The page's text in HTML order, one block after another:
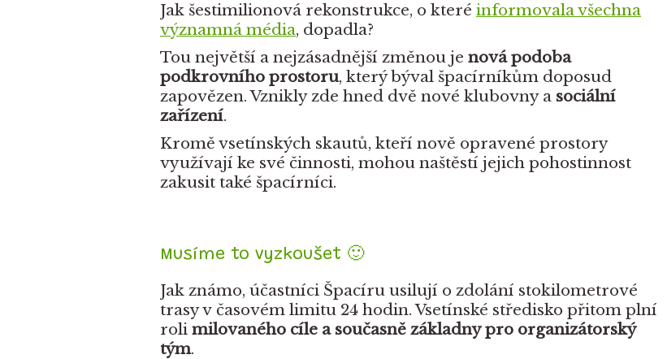
Jak šestimilionová rekonstrukce, o které informovala všechna
významná média, dopadla?
Tou největší a nejzásadnější změnou je nová podoba
podkrovního prostoru, který býval špacírníkům doposud
zapovězen. Vznikly zde hned dvě nové klubovny a sociální
zařízení.
Kromě vsetínských skautů, kteří nově opravené prostory
využívají ke své činnosti, mohou naštěstí jejich pohostinnost
zakusit také špacírníci.
Musíme to vyzkoušet 🙂
Jak známo, účastníci Špacíru usilují o zdolání stokilometrové
trasy v časovém limitu 24 hodin. Vsetínské středisko přitom plní
roli milovaného cíle a současně základny pro organizátorský
tým.